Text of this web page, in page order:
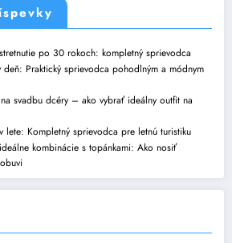
po 30 rokoch: kompletný sprievodca
deň: Praktický sprievodca pohodlným a módnym
svadbu dcéry – ako vybrať ideálny outfit na
lete: Kompletný sprievodca pre letnú turistiku
kombinácie s topánkami: Ako nosiť